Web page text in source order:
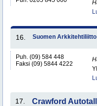
16. Suomen
Puh. (09) 584 448
Faksi (09) 5844 4222
17. Crawford